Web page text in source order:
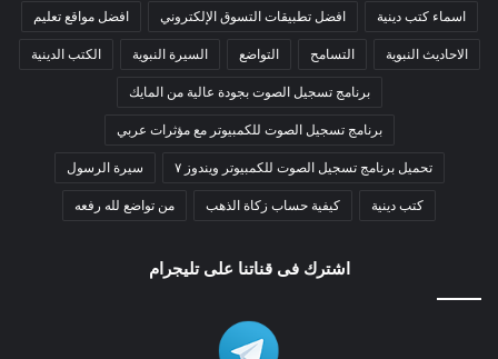
اسماء كتب دينية افضل تطبيقات التسوق الإلكتروني افضل مواقع تعليم
الاحاديث النبوية التسامح التواضع السيرة النبوية الكتب الدينية
برنامج تسجيل الصوت بجودة عالية من المايك
برنامج تسجيل الصوت للكمبيوتر مع مؤثرات عربي
تحميل برنامج تسجيل الصوت للكمبيوتر ويندوز ٧ سيرة الرسول
كتب دينية كيفية حساب زكاة الذهب من تواضع لله رفعه
اشترك فى قناتنا على تليجرام